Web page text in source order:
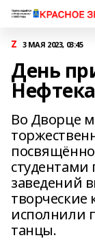
Z 3 МАЯ 2023, 03:45
День
Во Дворце
заведений
творческие
исполнили
танцы.